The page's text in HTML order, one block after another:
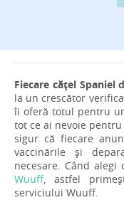
Fiecare cățel Spaniel
la un crescător
îi oferă totul pentru
tot ce ai nevoie
sigur că fiecare
vaccinările și
necesare. Când
Wuuff, astfel
serviciului Wuuff.